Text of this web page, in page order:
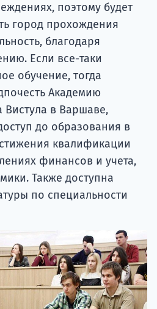
поэтому будет
город прохождения
благодаря
Если все-таки
обучение, тогда
Академию
в Варшаве,
до образования в
квалификации
финансов и учета,
Также доступна
по специальности